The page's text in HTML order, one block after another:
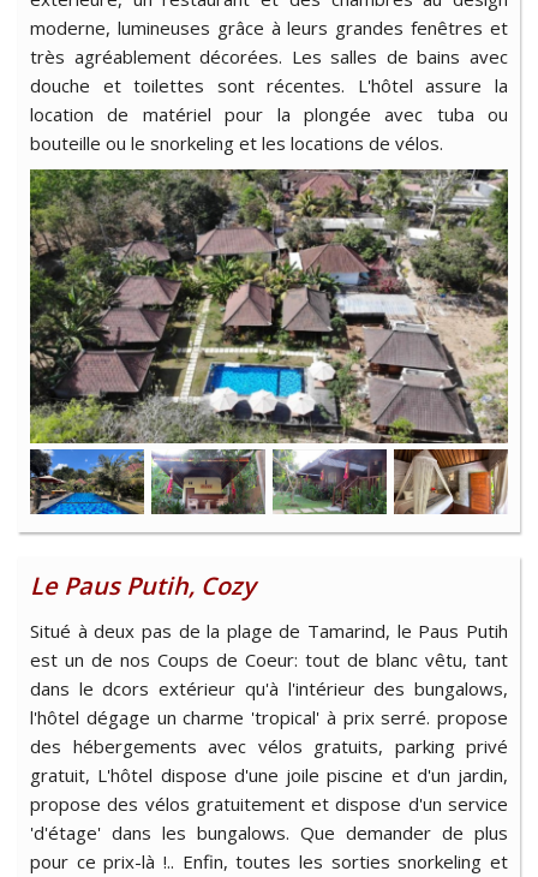
moderne, lumineuses grâce à leurs grandes fenêtres et
très agréablement décorées. Les salles de bains avec
douche et toilettes sont récentes. L'hôtel assure la
location de matériel pour la plongée avec tuba ou
bouteille ou le snorkeling et les locations de vélos.
Le Paus Putih, Cozy
Situé à deux pas de la plage de Tamarind, le Paus Putih
est un de nos Coups de Coeur: tout de blanc vêtu, tant
dans le dcors extérieur qu'à l'intérieur des bungalows,
l'hôtel dégage un charme 'tropical' à prix serré. propose
des hébergements avec vélos gratuits, parking privé
gratuit, L'hôtel dispose d'une joile piscine et d'un jardin,
propose des vélos gratuitement et dispose d'un service
'd'étage' dans les bungalows. Que demander de plus
pour ce prix-là !.. Enfin, toutes les sorties snorkeling et